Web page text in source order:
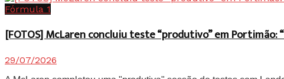
Fórmula 1
[FOTOS] McLaren concluiu teste “produtivo” em Portimão:
29/07/2026